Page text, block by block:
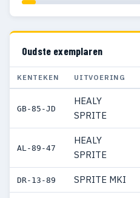
Oudste exemplaren
KENTEKEN UITVOERING
GB-85-JD
HEALY
SPRITE
AL-89-47
HEALY
SPRITE
DR-13-89 SPRITE MKI